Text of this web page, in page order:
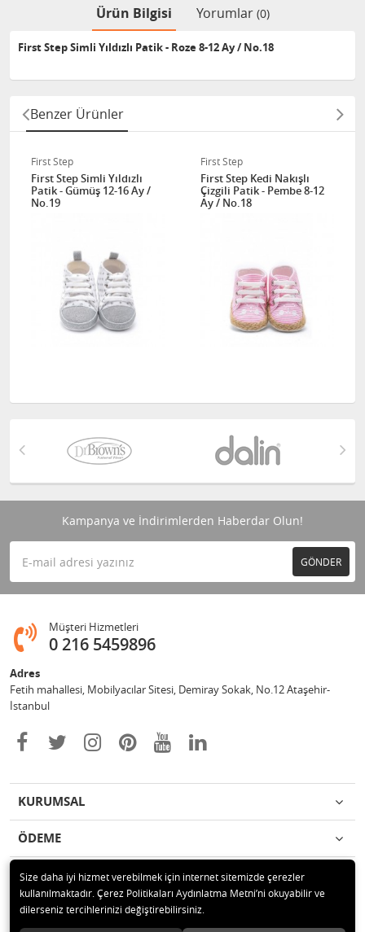
Ürün Bilgisi Yorumlar (0)
First Step Simli Yıldızlı Patik - Roze 8-12 Ay / No.18
Benzer Ürünler
First Step
First Step Simli Yıldızlı
Patik - Gümüş 12-16 Ay /
No.19
First Step
First Step Kedi Nakışlı
Çizgili Patik - Pembe 8-12
Ay / No.18
Kampanya ve İndirimlerden Haberdar Olun!
GÖNDER
Müşteri Hizmetleri
0 216 5459896
Adres
Fetih mahallesi, Mobilyacılar Sitesi, Demiray Sokak, No.12 Ataşehir-
İstanbul
KURUMSAL
ÖDEME
İLETİŞİM
© 2020 Leylek Mağazacılık Hizmetleri Ltd. Şti. Tüm hakları saklıdır.
Size daha iyi hizmet verebilmek için internet sitemizde çerezler
kullanılmaktadır. Çerez Politikaları Aydınlatma Metni’ni okuyabilir ve
dilerseniz tercihlerinizi değiştirebilirsiniz.